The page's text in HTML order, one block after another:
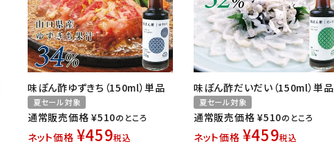
味ぽん酢ゆずきち（150ml）単品
夏セール対象
通常販売価格 ¥510のところ
ネット価格 ¥459税込
味ぽん酢だいだい（150ml）単品
夏セール対象
通常販売価格 ¥510のところ
ネット価格 ¥459税込